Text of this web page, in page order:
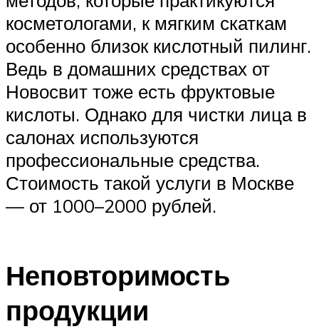
косметологами, к мягким скаткам
особенно близок кислотный пилинг.
Ведь в домашних средствах от
Новосвит тоже есть фруктовые
кислоты. Однако для чистки лица в
салонах используются
профессиональные средства.
Стоимость такой услуги в Москве
— от 1000–2000 рублей.
Неповторимость
продукции